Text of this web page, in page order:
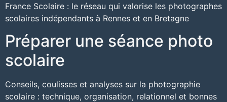
France Scolaire : le réseau qui valorise les photographes
scolaires indépendants à Rennes et en Bretagne
Préparer une séance photo
scolaire
Conseils, coulisses et analyses sur la photographie
scolaire : technique, organisation, relationnel et bonnes